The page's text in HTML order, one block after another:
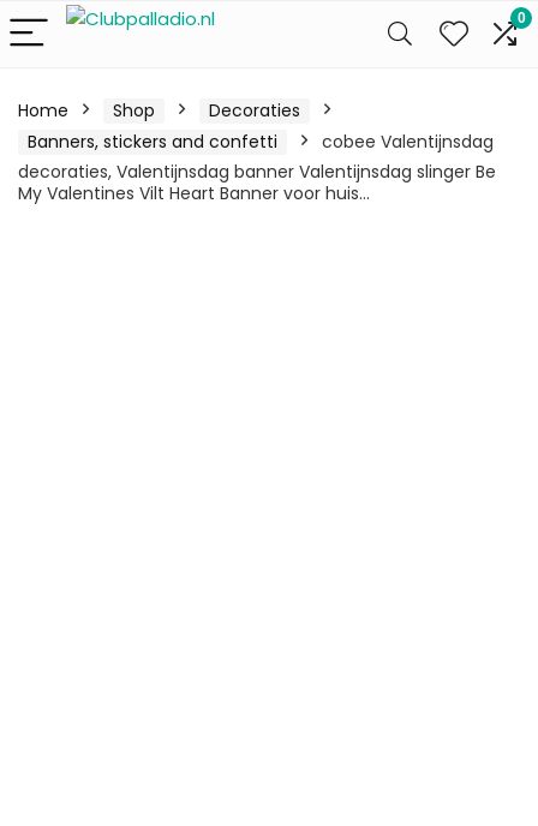
0
Home Shop
Decoraties
Banners, stickers and confetti
cobee Valentijnsdag
decoraties, Valentijnsdag banner Valentijnsdag slinger Be
My Valentines Vilt Heart Banner voor huis…